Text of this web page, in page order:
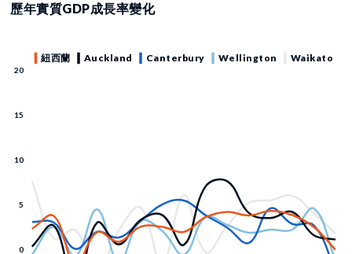
歷年實質GDP成長率變化